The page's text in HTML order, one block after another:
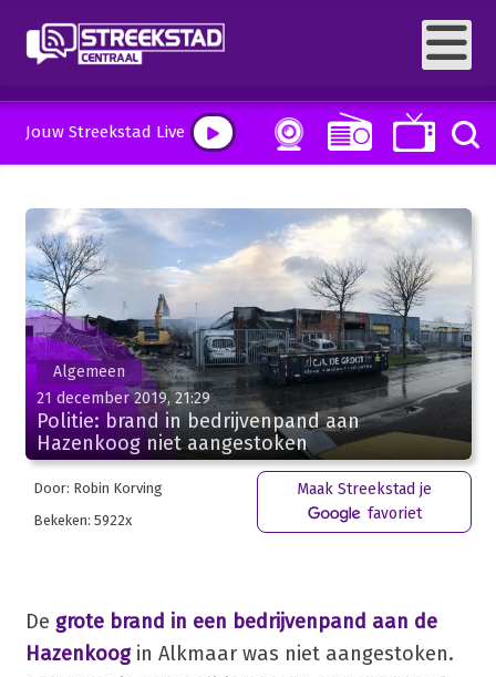
Jouw Streekstad Live
Algemeen
21 december 2019, 21:29
Politie: brand in bedrijvenpand aan
Hazenkoog niet aangestoken
Door: Robin Korving
Bekeken: 5922x
Maak Streekstad je
favoriet
De grote brand in een bedrijvenpand aan de
Hazenkoogin Alkmaar was niet aangestoken.